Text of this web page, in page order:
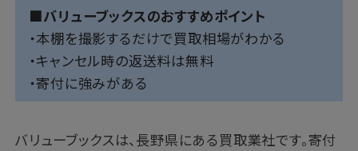
■バリューブックスのおすすめポイント
・本棚を撮影するだけで買取相場がわかる
・キャンセル時の返送料は無料
・寄付に強みがある
バリューブックスは、長野県にある買取業社です。寄付